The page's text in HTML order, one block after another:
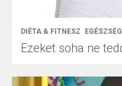
DIÉTA & FITNESZ EGÉSZSÉG
Ezeket soha ne